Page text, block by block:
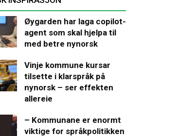
Øygarden har laga copilot-
agent som skal hjelpa til
med betre nynorsk
Vinje kommune kursar
tilsette i klarspråk på
nynorsk – ser effekten
allereie
– Kommunane er enormt
viktige for språkpolitikken